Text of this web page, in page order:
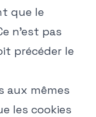
que le
n'est pas
précéder le
aux mêmes
les cookies